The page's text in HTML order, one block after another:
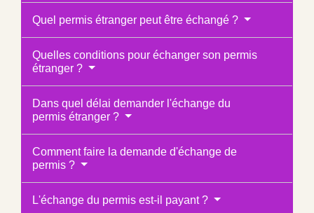
Quel permis étranger peut être échangé ?
Quelles conditions pour échanger son permis
étranger ?
Dans quel délai demander l'échange du
permis étranger ?
Comment faire la demande d'échange de
permis ?
L'échange du permis est-il payant ?